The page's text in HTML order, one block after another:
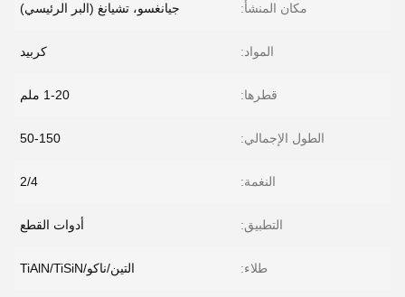
مكان المنشأ: جيانغسو، تشيانغ (البر الرئيسي)
المواد: كربيد
قطرها: 1-20 ملم
الطول الإجمالي: 50-150
النغمة: 2/4
التطبيق: أدوات القطع
طلاء: التين/ناكو/TiAlN/TiSiN